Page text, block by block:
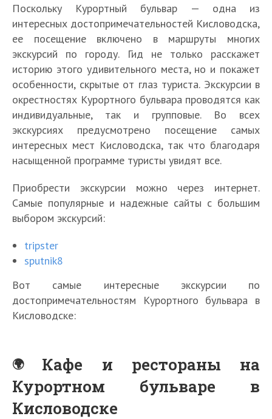
Поскольку Курортный бульвар — одна из
интересных достопримечательностей Кисловодска,
ее посещение включено в маршруты многих
экскурсий по городу. Гид не только расскажет
историю этого удивительного места, но и покажет
особенности, скрытые от глаз туриста. Экскурсии в
окрестностях Курортного бульвара проводятся как
индивидуальные, так и групповые. Во всех
экскурсиях предусмотрено посещение самых
интересных мест Кисловодска, так что благодаря
насыщенной программе туристы увидят все.
Приобрести экскурсии можно через интернет.
Самые популярные и надежные сайты с большим
выбором экскурсий:
tripster
sputnik8
Вот самые интересные экскурсии по
достопримечательностям Курортного бульвара в
Кисловодске:
Кафе и рестораны на
Курортном бульваре в
Кисловодске